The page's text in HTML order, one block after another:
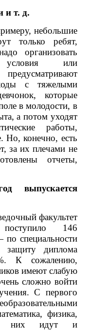
и т. д.
небольшие
только ребят,
организовать
или
с тяжелыми
которые
в молодости, в
а потом уходят
работы,
Но, конечно, есть
за их плечами не
отчеты,
выпускается
факультет
146
специальности
защиту диплома
К сожалению,
имеют слабую
сложно войти
С первого
физика,
у них идут и